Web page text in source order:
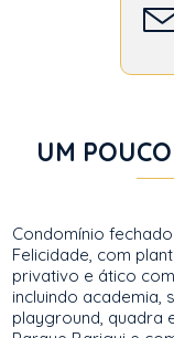
UM
Condomínio
Felicidade, com
privativo e ático
incluindo academia,
playground, quadra